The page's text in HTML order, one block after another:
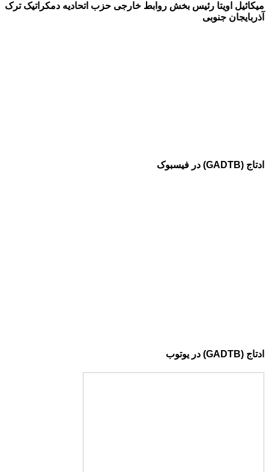
میکائیل اویتا رئیس بخش روابط خارجی حزب اتحادیه دمکراتیک ترک
آذربایجان جنوبی
ادتاج (GADTB) در فیسبوک
ادتاج (GADTB) در یوتوب